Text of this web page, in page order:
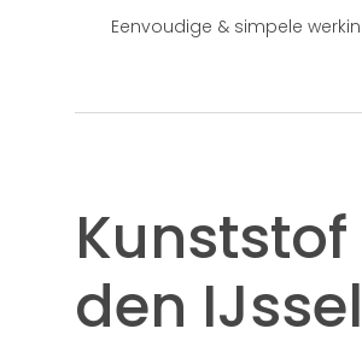
Eenvoudige & simpele
den IJssel